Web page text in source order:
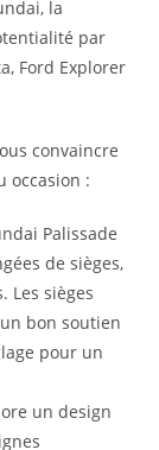
la
par
Ford Explorer
convaincre
occasion :
Palissade
de sièges,
Les sièges
bon soutien
pour un
un design